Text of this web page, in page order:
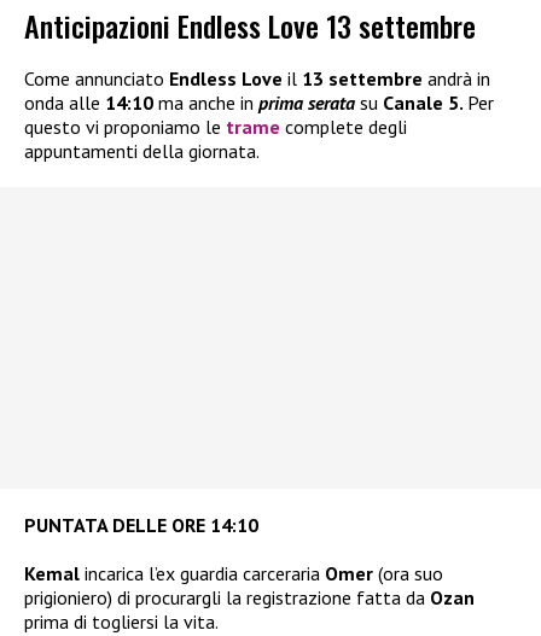
Anticipazioni Endless Love 13 settembre
Come annunciato Endless Love il 13 settembre andrà in
onda alle 14:10 ma anche in prima serata su Canale 5. Per
questo vi proponiamo le trame complete degli
appuntamenti della giornata.
PUNTATA DELLE ORE 14:10
Kemal incarica l’ex guardia carceraria Omer (ora suo
prigioniero) di procurargli la registrazione fatta da Ozan
prima di togliersi la vita.